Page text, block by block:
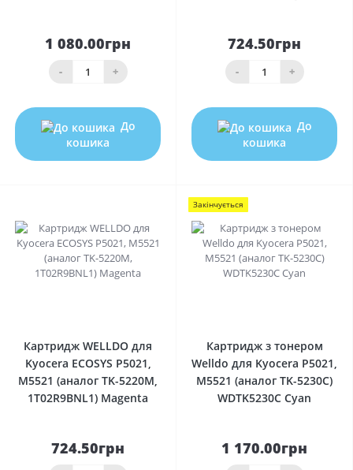
1 080.00грн
- +
До
кошика
724.50грн
- +
До
кошика
Картридж WELLDO для
Kyocera ECOSYS P5021,
M5521 (аналог TK-5220M,
1T02R9BNL1) Magenta
724.50грн
Закінчується
Картридж з тонером
Welldo для Kyocera P5021,
M5521 (аналог TK-5230C)
WDTK5230C Cyan
1 170.00грн